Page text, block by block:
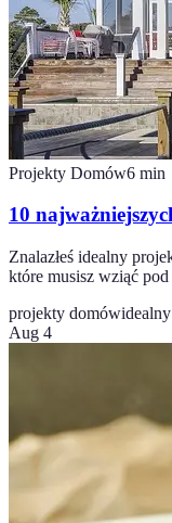
Projekty Domów6 min
10
Znalazłeś idealny
które musisz wziąć
projekty domów
Aug 4